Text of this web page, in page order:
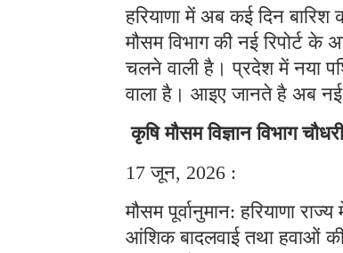
हरियाणा में अब कई दिन
मौसम विभाग की नई रिपोर्ट
चलने वाली है। प्रदेश में नया
वाला है। आइए जानते है अब नई
कृषि मौसम विज्ञान विभाग
17 जून, 2026 :
मौसम पूर्वानुमान: हरियाणा
आंशिक बादलवाई तथा हवाओं की